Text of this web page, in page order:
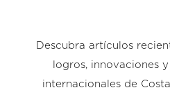
Descubra artículos
logros, innovaciones
internacionales de